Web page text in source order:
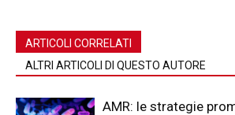
ARTICOLI CORRELATI
ALTRI ARTICOLI DI QUESTO AUTORE
AMR: le strategie